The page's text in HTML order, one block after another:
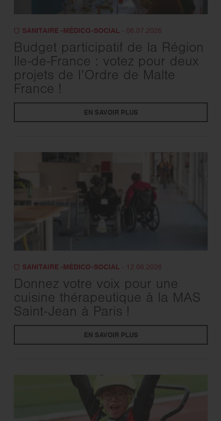
SANITAIRE -MÉDICO-SOCIAL - 06.07.2026
Budget participatif de la Région
Ile-de-France : votez pour deux
projets de l’Ordre de Malte
France !
EN SAVOIR PLUS
SANITAIRE -MÉDICO-SOCIAL - 12.06.2026
Donnez votre voix pour une
cuisine thérapeutique à la MAS
Saint-Jean à Paris !
EN SAVOIR PLUS